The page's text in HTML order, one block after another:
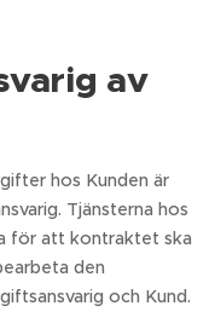
av
hos Kunden är
Tjänsterna hos
för att kontraktet ska
den
och Kund.